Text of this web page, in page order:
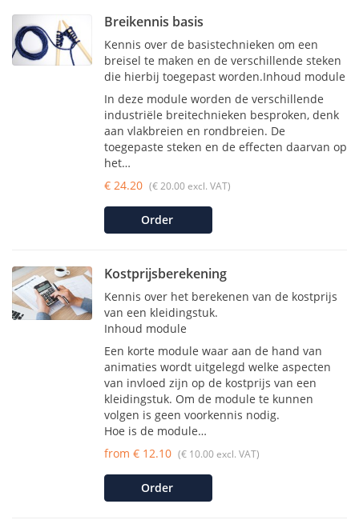
Breikennis basis
Kennis over de basistechnieken om een
breisel te maken en de verschillende steken
die hierbij toegepast worden.Inhoud module
In deze module worden de verschillende
industriële breitechnieken besproken, denk
aan vlakbreien en rondbreien. De
toegepaste steken en de effecten daarvan op
het…
€ 24.20 (€ 20.00 excl. VAT)
Order
Kostprijsberekening
Kennis over het berekenen van de kostprijs
van een kleidingstuk.
Inhoud module
Een korte module waar aan de hand van
animaties wordt uitgelegd welke aspecten
van invloed zijn op de kostprijs van een
kleidingstuk. Om de module te kunnen
volgen is geen voorkennis nodig.
Hoe is de module…
from € 12.10 (€ 10.00 excl. VAT)
Order